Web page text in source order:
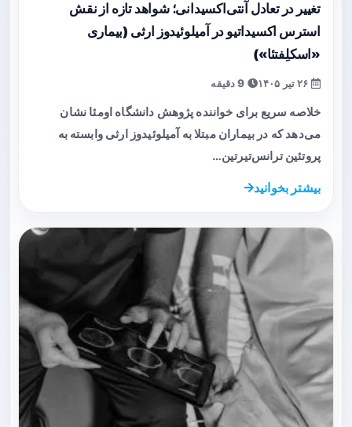
تغییر در تعادل آنتی‌اکسیدانی؛ شواهد تازه از نقش
استرس اکسیداتیو در آمیلوئیدوز ارثی (بیماری
«اسکلِفتئا»)
خلاصه سریع برای خواننده پژوهش دانشگاه اومئا نشان
می‌دهد که در بیماران مبتلا به آمیلوئیدوز ارثی وابسته به
پروتئین ترانس‌تیرتین…
بیشتر بخوانید